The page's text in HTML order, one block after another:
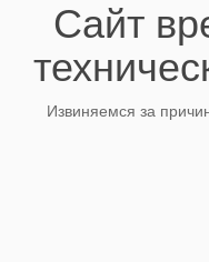
Сайт
Извиняемся за